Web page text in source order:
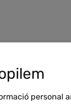
personal